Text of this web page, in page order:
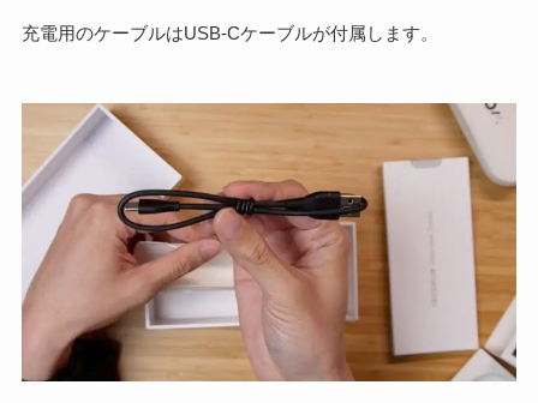
充電用のケーブルはUSB-Cケーブルが付属します。